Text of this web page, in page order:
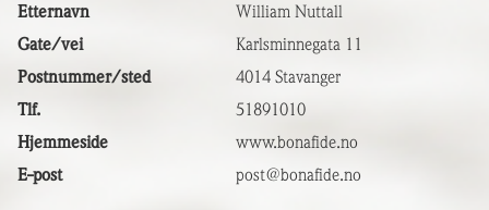
Etternavn
William Nuttall
Gate/vei
Karlsminnegata 11
Postnummer/sted
4014 Stavanger
Tlf.
51891010
Hjemmeside
www.bonafide.no
E-post
post@bonafide.no